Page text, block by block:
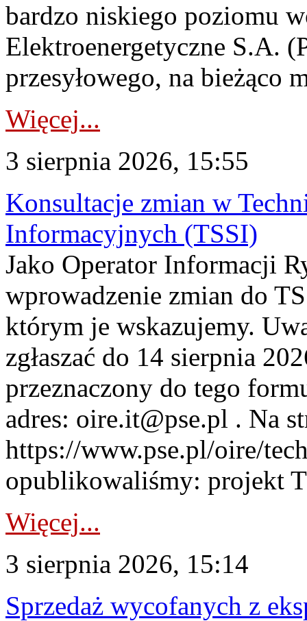
bardzo niskiego poziomu
Elektroenergetyczne S.A.
przesyłowego, na bieżąco
Więcej...
3 sierpnia 2026, 15:55
Konsultacje zmian w
Informacyjnych (TSSI)
Jako Operator Informacji
wprowadzenie zmian do
którym je wskazujemy.
zgłaszać do 14 sierpnia
przeznaczony do tego
adres: oire.it@pse.pl . Na
https://www.pse.pl/oire/
opublikowaliśmy: projekt
Więcej...
3 sierpnia 2026, 15:14
Sprzedaż wycofanych z